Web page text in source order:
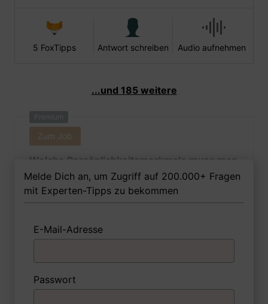
5 FoxTipps Antwort schreiben Audio aufnehmen
...und 185 weitere
Premium
Zum Job
Welche Persönlichkeitsmerkmale muss man
als Fleischerin Ihrer Meinung nach besitzen,
um in dem Job erfolgreich zu sein?
Premium
Melde Dich an, um Zugriff auf 200.000+ Fragen
mit Experten-Tipps zu bekommen
E-Mail-Adresse
Passwort